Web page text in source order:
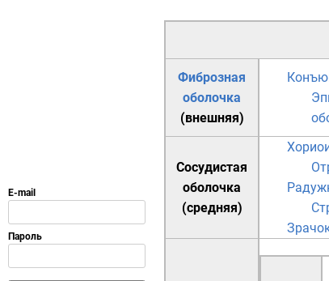
Фиброзная
оболочка
(внешняя)
Сосудистая
оболочка
(средняя)